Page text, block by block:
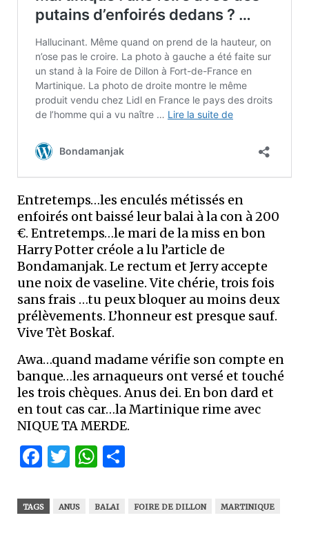
Entretemps…les enculés métissés en
enfoirés ont baissé leur balai à la con à 200
€. Entretemps…le mari de la miss en bon
Harry Potter créole a lu l’article de
Bondamanjak. Le rectum et Jerry accepte
une noix de vaseline. Vite chérie, trois fois
sans frais …tu peux bloquer au moins deux
prélèvements. L’honneur est presque sauf.
Vive Tèt Boskaf.
Awa…quand madame vérifie son compte en
banque…les arnaqueurs ont versé et touché
les trois chèques. Anus dei. En bon dard et
en tout cas car…la Martinique rime avec
NIQUE TA MERDE.
Facebook
Twitter
WhatsApp
TAGS ANUS BALAI FOIRE DE DILLON MARTINIQUE